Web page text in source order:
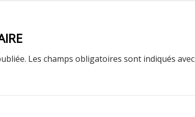
Les champs obligatoires sont indiqués avec